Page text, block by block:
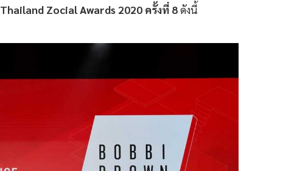
Thailand Zocial Awards 2020 ครั้งที่ 8ดังนี้